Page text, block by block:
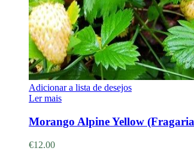
Adicionar a lista de desejos
Ler mais
Morango Alpine Yellow (Fragaria
€12.00